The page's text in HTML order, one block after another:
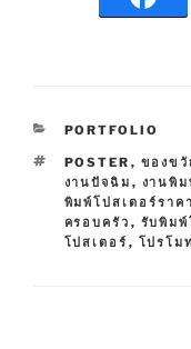
C
T
E
G
O
R
PORTFOLIO
T
A
G
S
POSTER , ของข
งานปัจฉิม , งานพิ
พิมพ์โปสเตอร์ราค
ครอบครัว , รับพิมพ์
โปสเตอร์ , โปรโม